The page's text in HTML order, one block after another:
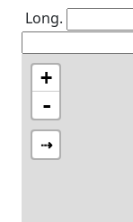
Long.
+
-
⇢